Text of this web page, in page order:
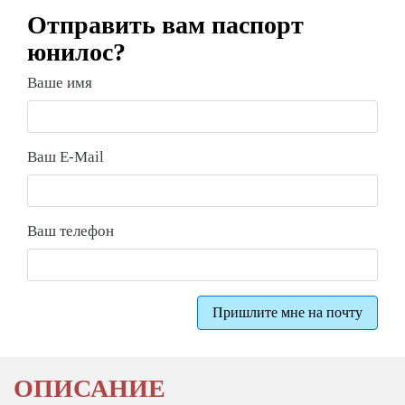
Отправить вам паспорт
юнилос?
Ваше имя
Ваш E-Mail
Ваш телефон
Пришлите мне на почту
ОПИСАНИЕ